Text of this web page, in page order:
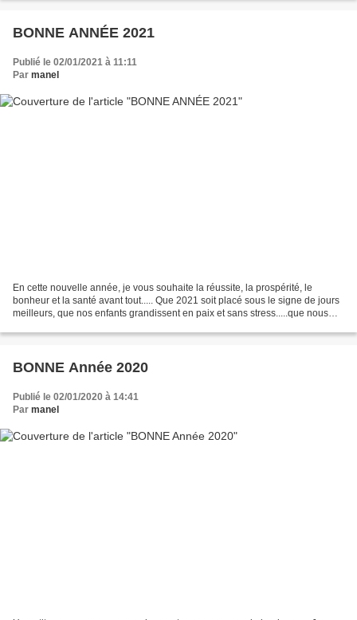
BONNE ANNÉE 2021
Publié le 02/01/2021 à 11:11
Par manel
En cette nouvelle année, je vous souhaite la réussite, la prospérité, le
bonheur et la santé avant tout..... Que 2021 soit placé sous le signe de jours
meilleurs, que nos enfants grandissent en paix et sans stress.....que nous
BONNE Année 2020
Publié le 02/01/2020 à 14:41
Par manel